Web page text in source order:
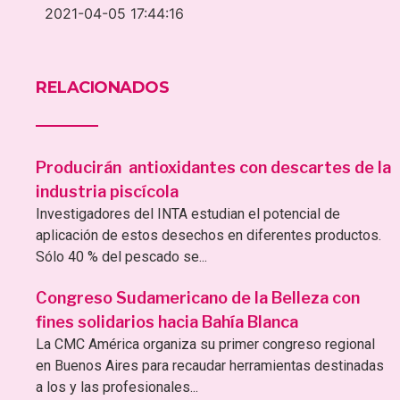
2021-04-05 17:44:16
RELACIONADOS
Producirán antioxidantes con descartes de la
industria piscícola
Investigadores del INTA estudian el potencial de
aplicación de estos desechos en diferentes productos.
Sólo 40 % del pescado se...
Congreso Sudamericano de la Belleza con
fines solidarios hacia Bahía Blanca
La CMC América organiza su primer congreso regional
en Buenos Aires para recaudar herramientas destinadas
a los y las profesionales...